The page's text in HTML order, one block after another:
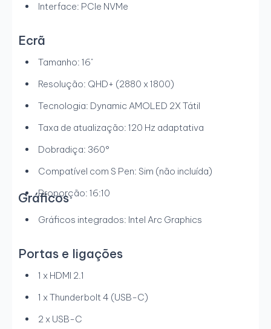
Interface: PCIe NVMe
Ecrã
Tamanho: 16"
Resolução: QHD+ (2880 x 1800)
Tecnologia: Dynamic AMOLED 2X Tátil
Taxa de atualização: 120 Hz adaptativa
Dobradiça: 360°
Compatível com S Pen: Sim (não incluída)
Proporção: 16:10
Gráficos
Gráficos integrados: Intel Arc Graphics
Portas e ligações
1 x HDMI 2.1
1 x Thunderbolt 4 (USB-C)
2 x USB-C